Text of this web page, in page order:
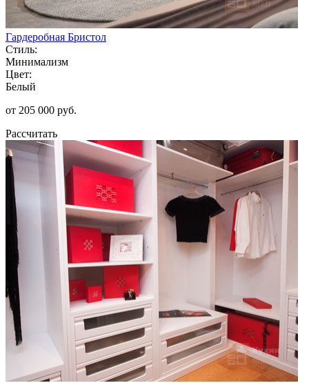
Гардеробная Бристол
Стиль:
Минимализм
Цвет:
Белый
от 205 000 руб.
Рассчитать